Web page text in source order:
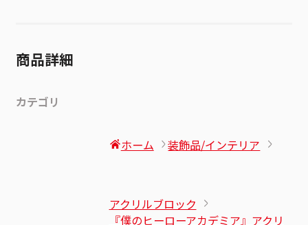
商品詳細
カテゴリ
ホーム 装飾品/インテリア
アクリルブロック
『僕のヒーローアカデミア』アクリ